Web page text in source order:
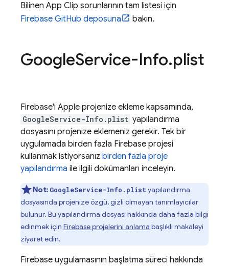
Bilinen App Clip sorunlarının tam listesi için
Firebase GitHub deposuna
bakın.
GoogleService-Info.plist
Firebase'i Apple projenize ekleme kapsamında,
GoogleService-Info.plist yapılandırma
dosyasını projenize eklemeniz gerekir. Tek bir
uygulamada birden fazla Firebase projesi
kullanmak istiyorsanız birden fazla proje
yapılandırma ile ilgili dokümanları inceleyin.
Not: GoogleService-Info.plistyapılandırma
dosyasında projenize özgü, gizli olmayan tanımlayıcılar
bulunur. Bu yapılandırma dosyası hakkında daha fazla bilgi
edinmek için Firebase projelerini anlama başlıklı makaleyi
ziyaret edin.
Firebase uygulamasının başlatma süreci hakkında